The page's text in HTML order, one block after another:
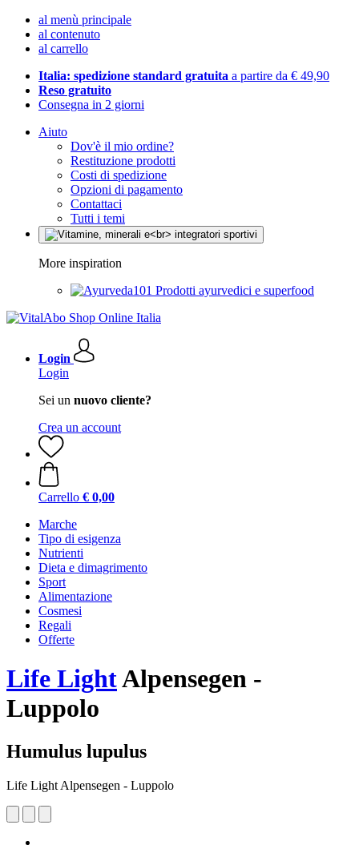
al menù principale
al contenuto
al carrello
Italia: spedizione standard gratuita a partire da € 49,90
Reso gratuito
Consegna in 2 giorni
Aiuto
Dov'è il mio ordine?
Restituzione prodotti
Costi di spedizione
Opzioni di pagamento
Contattaci
Tutti i temi
More inspiration
Prodotti ayurvedici e superfood
Login
Login
Sei un nuovo cliente?
Crea un account
Carrello € 0,00
Marche
Tipo di esigenza
Nutrienti
Dieta e dimagrimento
Sport
Alimentazione
Cosmesi
Regali
Offerte
Life LightAlpensegen -
Luppolo
Humulus lupulus
Life Light Alpensegen - Luppolo